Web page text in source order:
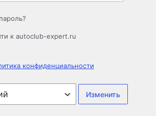
к autoclub-expert.ru
конфиденциальности